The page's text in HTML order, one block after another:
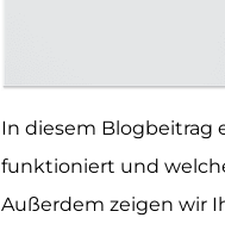
In diesem Blogbeitrag
funktioniert und
Außerdem zeigen wir